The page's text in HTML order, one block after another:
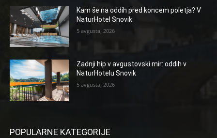
Kam še na oddih pred koncem poletja? V
NaturHotel Snovik
5 avgusta, 2026
Zadnji hip v avgustovski mir: oddih v
NaturHotelu Snovik
5 avgusta, 2026
POPULARNE KATEGORIJE